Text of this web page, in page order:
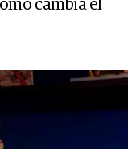
cambia el